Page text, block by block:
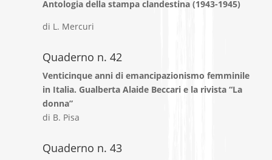
Antologia della stampa clandestina (1943-1945)
di L. Mercuri
Quaderno n. 42
Venticinque anni di emancipazionismo femminile
in Italia. Gualberta Alaide Beccari e la rivista “La
donna”
di B. Pisa
Quaderno n. 43